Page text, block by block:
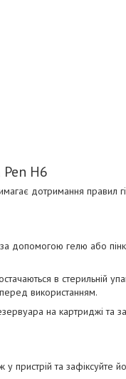
Pen H6
дотримання правил
допомогою гелю або
в стерильній
використанням.
на картриджі та
у пристрій та зафіксуйте